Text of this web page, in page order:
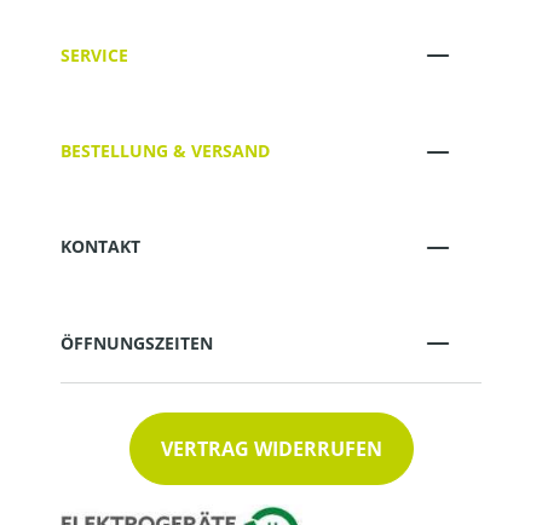
SERVICE
BESTELLUNG & VERSAND
KONTAKT
ÖFFNUNGSZEITEN
VERTRAG WIDERRUFEN